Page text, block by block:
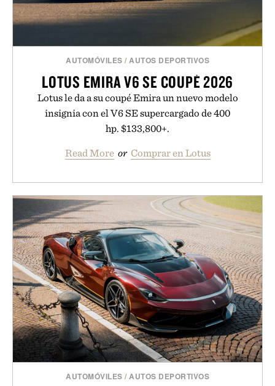
AUTOMÓVILES /AUTOS DEPORTIVOS
LOTUS EMIRA V6 SE COUPÉ 2026
Lotus le da a su coupé Emira un nuevo modelo
insignia con el V6 SE supercargado de 400
hp. $133,800+.
Read More or Comprar en Lotus
AUTOMÓVILES /AUTOS DEPORTIVOS